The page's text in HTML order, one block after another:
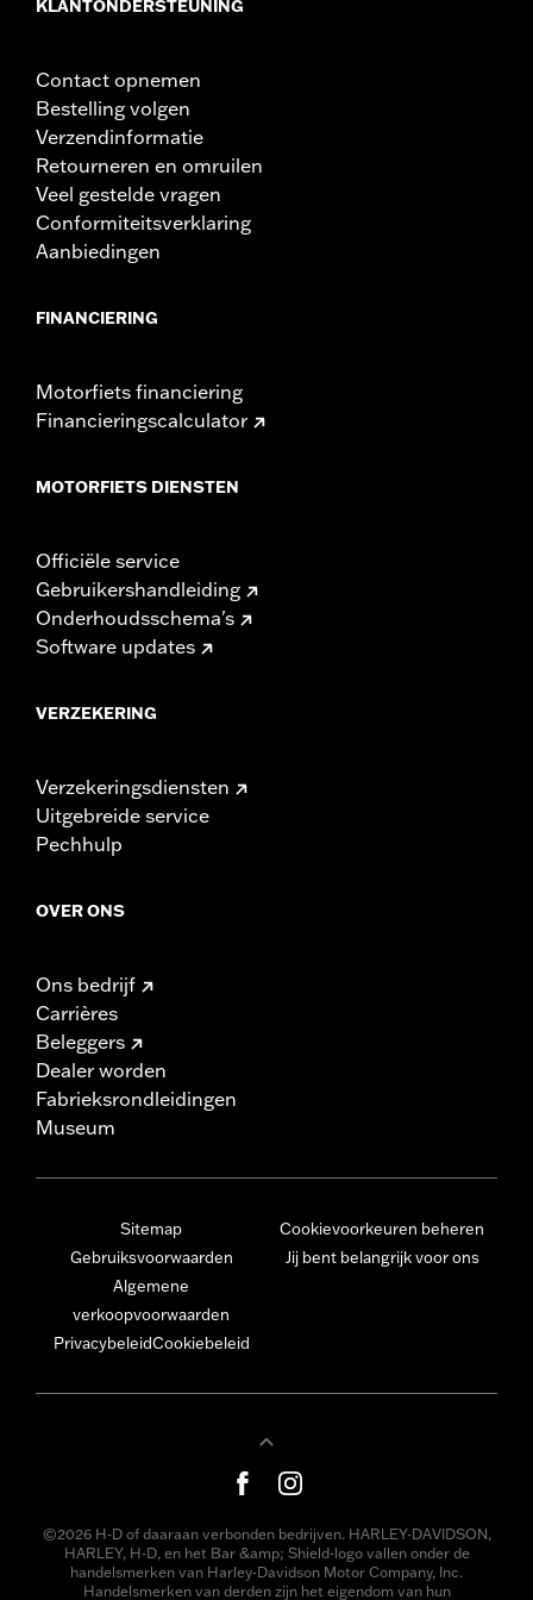
montagehardware en installatie-instructies
KLANTONDERSTEUNING
Contact opnemen
Bestelling volgen
Verzendinformatie
Retourneren en omruilen
Veel gestelde vragen
Conformiteitsverklaring
Aanbiedingen
FINANCIERING
Motorfiets financiering
Financieringscalculator
MOTORFIETS DIENSTEN
Officiële service
Gebruikershandleiding
Onderhoudsschema's
Software updates
VERZEKERING
Verzekeringsdiensten
Uitgebreide service
Pechhulp
OVER ONS
Ons bedrijf
Carrières
Beleggers
Dealer worden
Fabrieksrondleidingen
Museum
Sitemap
Gebruiksvoorwaarden
Algemene
verkoopvoorwaarden
PrivacybeleidCookiebeleid
Cookievoorkeuren beheren
Jij bent belangrijk voor ons
©2026 H-D of daaraan verbonden bedrijven. HARLEY-DAVIDSON,
HARLEY, H-D, en het Bar &amp; Shield-logo vallen onder de
handelsmerken van Harley-Davidson Motor Company, Inc.
Handelsmerken van derden zijn het eigendom van hun